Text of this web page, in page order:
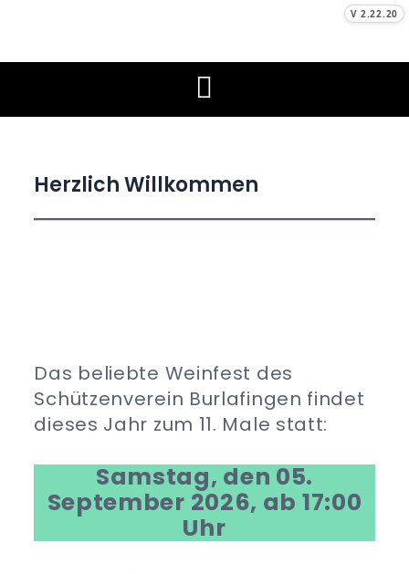
contentSchützenverein
Burlafingen e. V.
Herzlich Willkommen
Das beliebte Weinfest des
Schützenverein Burlafingen findet
dieses Jahr zum 11. Male statt:
Samstag, den 05.
September 2026, ab 17:00
Uhr
V 2.22.20